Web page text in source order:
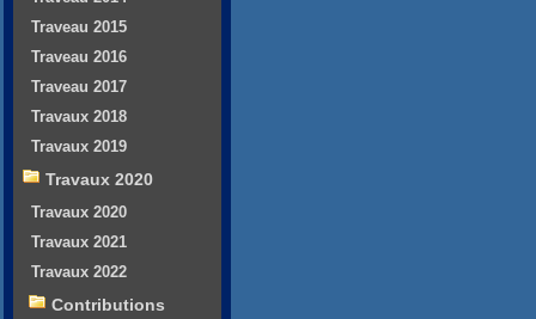
Traveau 2015
Traveau 2016
Traveau 2017
Travaux 2018
Travaux 2019
Travaux 2020
Travaux 2020
Travaux 2021
Travaux 2022
Contributions